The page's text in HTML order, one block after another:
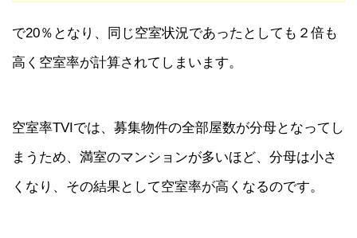
で20％となり、同じ空室状況であったとしても２倍も
高く空室率が計算されてしまいます。
空室率TVIでは、募集物件の全部屋数が分母となってし
まうため、満室のマンションが多いほど、分母は小さ
くなり、その結果として空室率が高くなるのです。